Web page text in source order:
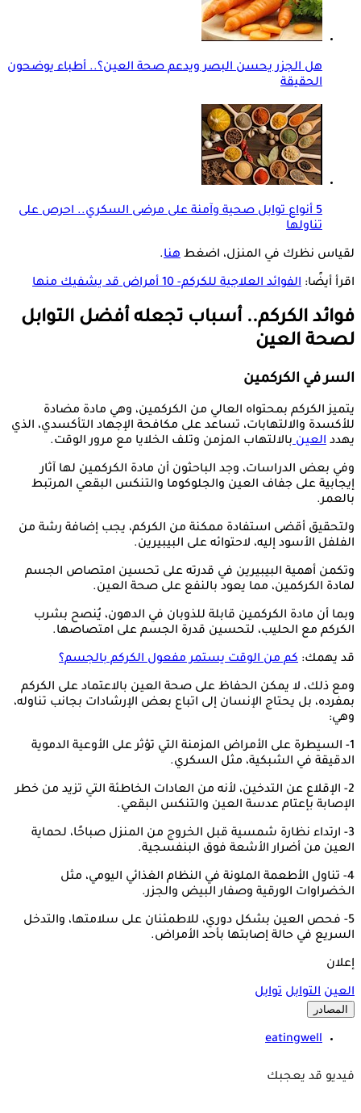
هل الجزر يحسن البصر ويدعم صحة العين؟.. أطباء يوضحون
الحقيقة
5 أنواع توابل صحية وآمنة على مرضى السكري.. احرص على
تناولها
لقياس نظرك في المنزل، اضغط هنا.
اقرأ أيضًا: الفوائد العلاجية للكركم- 10 أمراض قد يشفيك منها
فوائد الكركم.. أسباب تجعله أفضل التوابل
لصحة العين
السر في الكركمين
يتميز الكركم بمحتواه العالي من الكركمين، وهي مادة مضادة
للأكسدة والالتهابات، تساعد على مكافحة الإجهاد التأكسدي، الذي
يهدد العينبالالتهاب المزمن وتلف الخلايا مع مرور الوقت.
وفي بعض الدراسات، وجد الباحثون أن مادة الكركمين لها آثار
إيجابية على جفاف العين والجلوكوما والتنكس البقعي المرتبط
بالعمر.
ولتحقيق أقضى استفادة ممكنة من الكركم، يجب إضافة رشة من
الفلفل الأسود إليه، لاحتوائه على البيبيرين.
وتكمن أهمية البيبيرين في قدرته على تحسين امتصاص الجسم
لمادة الكركمين، مما يعود بالنفع على صحة العين.
وبما أن مادة الكركمين قابلة للذوبان في الدهون، يُنصح بشرب
الكركم مع الحليب، لتحسين قدرة الجسم على امتصاصها.
قد يهمك: كم من الوقت يستمر مفعول الكركم بالجسم؟
ومع ذلك، لا يمكن الحفاظ على صحة العين بالاعتماد على الكركم
بمفرده، بل يحتاج الإنسان إلى اتباع بعض الإرشادات بجانب تناوله،
وهي:
1- السيطرة على الأمراض المزمنة التي تؤثر على الأوعية الدموية
الدقيقة في الشبكية، مثل السكري.
2- الإقلاع عن التدخين، لأنه من العادات الخاطئة التي تزيد من خطر
الإصابة بإعتام عدسة العين والتنكس البقعي.
3- ارتداء نظارة شمسية قبل الخروج من المنزل صباحًا، لحماية
العين من أضرار الأشعة فوق البنفسجية.
4- تناول الأطعمة الملونة في النظام الغذائي اليومي، مثل
الخضراوات الورقية وصفار البيض والجزر.
5- فحص العين بشكل دوري، للاطمئنان على سلامتها، والتدخل
السريع في حالة إصابتها بأحد الأمراض.
إعلان
العين التوابل توابل
المصادر
eatingwell
فيديو قد يعجبك